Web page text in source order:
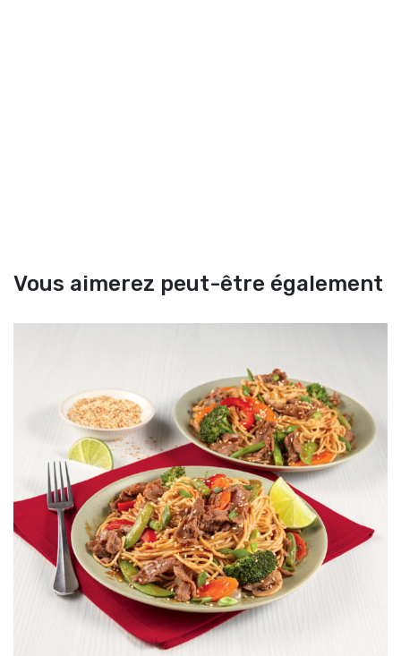
Vous aimerez peut-être également